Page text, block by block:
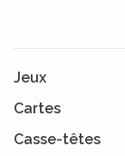
Jeux
Cartes
Casse-têtes